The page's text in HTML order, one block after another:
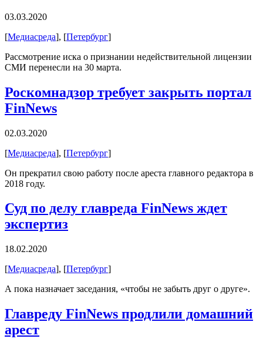
03.03.2020
[Медиасреда], [Петербург]
Рассмотрение иска о признании недействительной лицензии
СМИ перенесли на 30 марта.
Роскомнадзор требует закрыть портал
FinNews
02.03.2020
[Медиасреда], [Петербург]
Он прекратил свою работу после ареста главного редактора в
2018 году.
Суд по делу главреда FinNews ждет
экспертиз
18.02.2020
[Медиасреда], [Петербург]
А пока назначает заседания, «чтобы не забыть друг о друге».
Главреду FinNews продлили домашний
арест